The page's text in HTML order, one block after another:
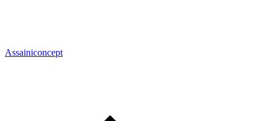
Assainiconcept